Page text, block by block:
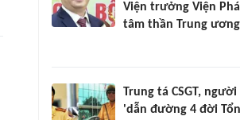
Viện trưởng Viện
tâm thần Trung ương
Trung tá CSGT,
'dẫn đường 4 đời